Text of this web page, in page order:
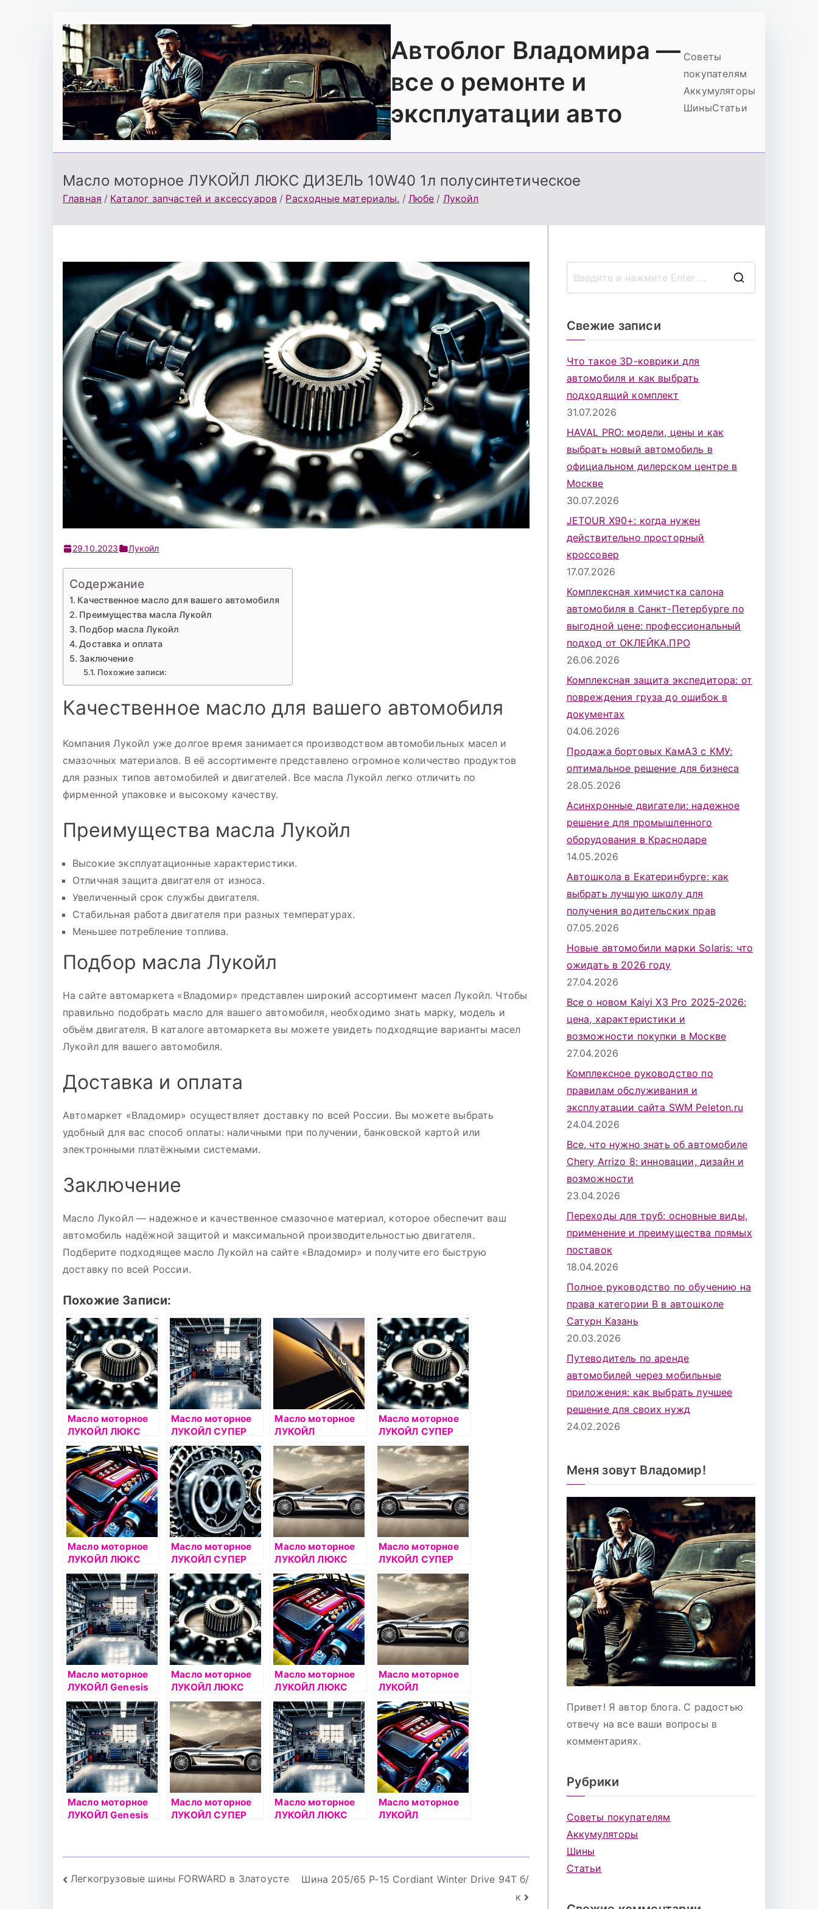
содержимому
Автоблог Владомира —
все о ремонте и
эксплуатации авто
Советы
покупателям
Аккумуляторы
ШиныСтатьи
Масло моторное ЛУКОЙЛ ЛЮКС ДИЗЕЛЬ 10W40 1л полусинтетическое
Главная Каталог запчастей и аксессуаров Расходные материалы. Любе Лукойл
29.10.2023 Лукойл
Содержание
Качественное масло для вашего автомобиля
Преимущества масла Лукойл
Подбор масла Лукойл
Доставка и оплата
Заключение
Похожие записи:
Качественное масло для вашего автомобиля
Компания Лукойл уже долгое время занимается производством автомобильных масел и
смазочных материалов. В её ассортименте представлено огромное количество продуктов
для разных типов автомобилей и двигателей. Все масла Лукойл легко отличить по
фирменной упаковке и высокому качеству.
Преимущества масла Лукойл
Высокие эксплуатационные характеристики.
Отличная защита двигателя от износа.
Увеличенный срок службы двигателя.
Стабильная работа двигателя при разных температурах.
Меньшее потребление топлива.
Подбор масла Лукойл
На сайте автомаркета «Владомир» представлен широкий ассортимент масел Лукойл. Чтобы
правильно подобрать масло для вашего автомобиля, необходимо знать марку, модель и
объём двигателя. В каталоге автомаркета вы можете увидеть подходящие варианты масел
Лукойл для вашего автомобиля.
Доставка и оплата
Автомаркет «Владомир» осуществляет доставку по всей России. Вы можете выбрать
удобный для вас способ оплаты: наличными при получении, банковской картой или
электронными платёжными системами.
Заключение
Масло Лукойл — надежное и качественное смазочное материал, которое обеспечит ваш
автомобиль надёжной защитой и максимальной производительностью двигателя.
Подберите подходящее масло Лукойл на сайте «Владомир» и получите его быструю
доставку по всей России.
Похожие Записи:
Масло моторное
ЛУКОЙЛ ЛЮКС
10W40 1л
полусинтетическо
е
Масло моторное
ЛУКОЙЛ СУПЕР
10W40 1л
полусинтетическо
е
Масло моторное
ЛУКОЙЛ
АВАНГАРД 10W40
5л
полусинтетическо
е
Масло моторное
ЛУКОЙЛ СУПЕР
10W40 5л
полусинтетическо
е
Масло моторное
ЛУКОЙЛ ЛЮКС
5W40 5л
полусинтетическо
е
Масло моторное
ЛУКОЙЛ СУПЕР
10W40 4л
полусинтетическо
е
Масло моторное
ЛУКОЙЛ ЛЮКС
ДИЗЕЛЬ 10W40 1л
полусинтетическо
е
Масло моторное
ЛУКОЙЛ СУПЕР
5W40 1л
полусинтетическо
е
Масло моторное
ЛУКОЙЛ Genesis
ADVANCED/UNIVER
SAL 10W40 4л
Масло моторное
ЛУКОЙЛ ЛЮКС
5W40 1л
синтетическое
Масло моторное
ЛУКОЙЛ ЛЮКС
5W40 1л
полусинтетическо
е
Масло моторное
ЛУКОЙЛ
АВАНГАРД 10W40
18л
Масло моторное
ЛУКОЙЛ Genesis
Масло моторное
ЛУКОЙЛ СУПЕР
Масло моторное
ЛУКОЙЛ ЛЮКС
Масло моторное
ЛУКОЙЛ
Навигация
Легкогрузовые шины FORWARD в Златоусте
Шина 205/65 Р-15 Cordiant Winter Drive 94T б/
к
Свежие записи
Что такое 3D-коврики для
автомобиля и как выбрать
подходящий комплект
31.07.2026
HAVAL PRO: модели, цены и как
выбрать новый автомобиль в
официальном дилерском центре в
Москве
30.07.2026
JETOUR X90+: когда нужен
действительно просторный
кроссовер
17.07.2026
Комплексная химчистка салона
автомобиля в Санкт-Петербурге по
выгодной цене: профессиональный
подход от ОКЛЕЙКА.ПРО
26.06.2026
Комплексная защита экспедитора: от
повреждения груза до ошибок в
документах
04.06.2026
Продажа бортовых КамАЗ с КМУ:
оптимальное решение для бизнеса
28.05.2026
Асинхронные двигатели: надежное
решение для промышленного
оборудования в Краснодаре
14.05.2026
Автошкола в Екатеринбурге: как
выбрать лучшую школу для
получения водительских прав
07.05.2026
Новые автомобили марки Solaris: что
ожидать в 2026 году
27.04.2026
Все о новом Kaiyi X3 Pro 2025-2026:
цена, характеристики и
возможности покупки в Москве
27.04.2026
Комплексное руководство по
правилам обслуживания и
эксплуатации сайта SWM Peleton.ru
24.04.2026
Все, что нужно знать об автомобиле
Chery Arrizo 8: инновации, дизайн и
возможности
23.04.2026
Переходы для труб: основные виды,
применение и преимущества прямых
поставок
18.04.2026
Полное руководство по обучению на
права категории B в автошколе
Сатурн Казань
20.03.2026
Путеводитель по аренде
автомобилей через мобильные
приложения: как выбрать лучшее
решение для своих нужд
24.02.2026
Меня зовут Владомир!
Привет! Я автор блога. С радостью
отвечу на все ваши вопросы в
комментариях.
Рубрики
Советы покупателям
Аккумуляторы
Шины
Статьи